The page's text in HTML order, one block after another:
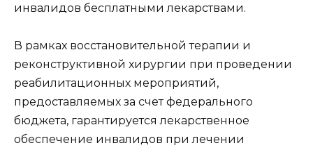
инвалидов бесплатными лекарствами.
В рамках восстановительной терапии и
реконструктивной хирургии при проведении
реабилитационных мероприятий,
предоставляемых за счет федерального
бюджета, гарантируется лекарственное
обеспечение инвалидов при лечении